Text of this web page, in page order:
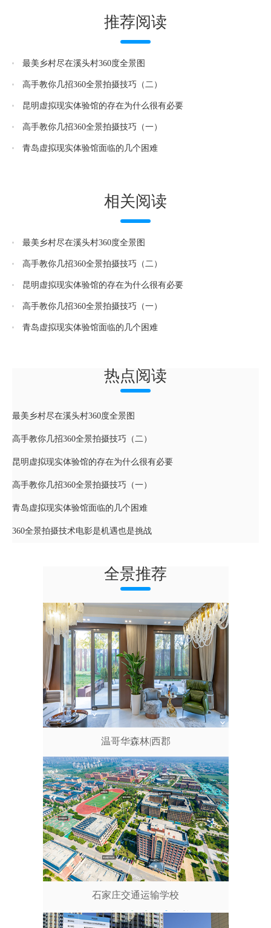
推荐阅读
最美乡村尽在溪头村360度全景图
高手教你几招360全景拍摄技巧（二）
昆明虚拟现实体验馆的存在为什么很有必要
高手教你几招360全景拍摄技巧（一）
青岛虚拟现实体验馆面临的几个困难
相关阅读
最美乡村尽在溪头村360度全景图
高手教你几招360全景拍摄技巧（二）
昆明虚拟现实体验馆的存在为什么很有必要
高手教你几招360全景拍摄技巧（一）
青岛虚拟现实体验馆面临的几个困难
热点阅读
最美乡村尽在溪头村360度全景图
高手教你几招360全景拍摄技巧（二）
昆明虚拟现实体验馆的存在为什么很有必要
高手教你几招360全景拍摄技巧（一）
青岛虚拟现实体验馆面临的几个困难
360全景拍摄技术电影是机遇也是挑战
全景推荐
温哥华森林|西郡
石家庄交通运输学校